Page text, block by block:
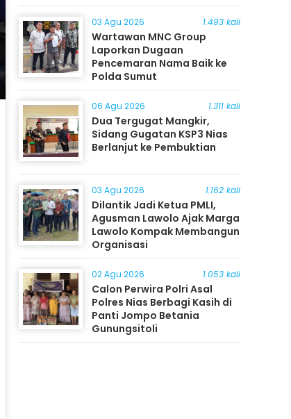
03 Agu 2026 1.493 kali
Wartawan MNC Group
Laporkan Dugaan
Pencemaran Nama Baik ke
Polda Sumut
06 Agu 2026 1.311 kali
Dua Tergugat Mangkir,
Sidang Gugatan KSP3 Nias
Berlanjut ke Pembuktian
03 Agu 2026 1.162 kali
Dilantik Jadi Ketua PMLI,
Agusman Lawolo Ajak Marga
Lawolo Kompak Membangun
Organisasi
02 Agu 2026 1.053 kali
Calon Perwira Polri Asal
Polres Nias Berbagi Kasih di
Panti Jompo Betania
Gunungsitoli